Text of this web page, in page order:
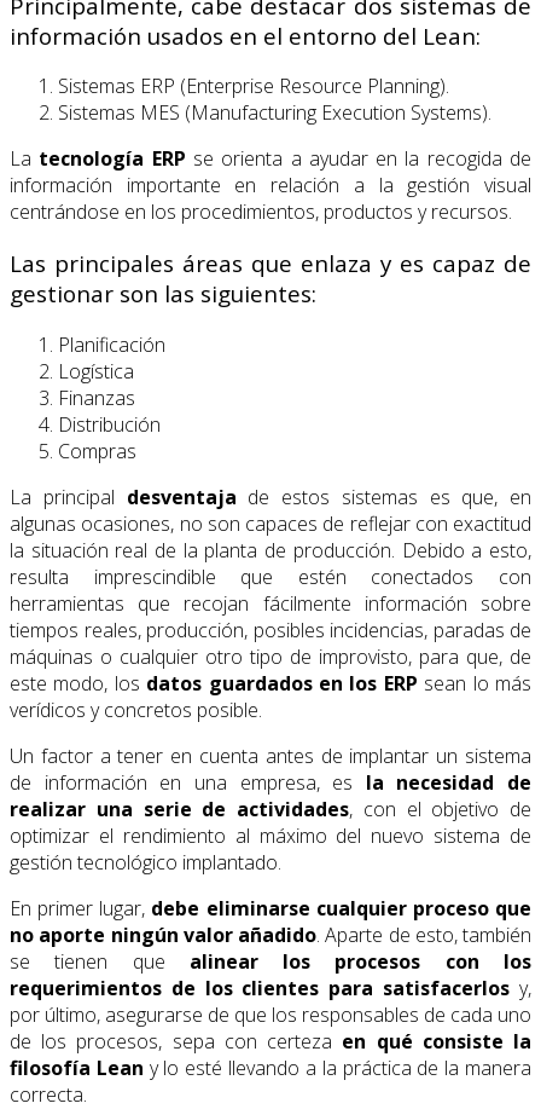
información usados en el entorno del Lean:
Sistemas ERP (Enterprise Resource Planning).
Sistemas MES (Manufacturing Execution Systems).
La tecnología ERP se orienta a ayudar en la recogida de
información importante en relación a la gestión visual
centrándose en los procedimientos, productos y recursos.
Las principales áreas que enlaza y es capaz de
gestionar son las siguientes:
Planificación
Logística
Finanzas
Distribución
Compras
La principal desventaja de estos sistemas es que, en
algunas ocasiones, no son capaces de reflejar con exactitud
la situación real de la planta de producción. Debido a esto,
resulta imprescindible que estén conectados con
herramientas que recojan fácilmente información sobre
tiempos reales, producción, posibles incidencias, paradas de
máquinas o cualquier otro tipo de improvisto, para que, de
este modo, los datos guardados en los ERP sean lo más
verídicos y concretos posible.
Un factor a tener en cuenta antes de implantar un sistema
de información en una empresa, es la necesidad de
realizar una serie de actividades, con el objetivo de
optimizar el rendimiento al máximo del nuevo sistema de
gestión tecnológico implantado.
En primer lugar, debe eliminarse cualquier proceso que
no aporte ningún valor añadido. Aparte de esto, también
se tienen que alinear los procesos con los
requerimientos de los clientes para satisfacerlos y,
por último, asegurarse de que los responsables de cada uno
de los procesos, sepa con certeza en qué consiste la
filosofía Lean y lo esté llevando a la práctica de la manera
correcta.